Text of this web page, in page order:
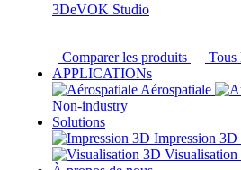
3DeVOK Studio
Comparer les produits
Tous
APPLICATIONs
Aérospatiale
Non-industry
Solutions
Impression 3D
Visualisation